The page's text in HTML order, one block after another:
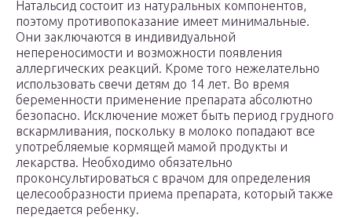
Натальсид состоит из натуральных компонентов,
поэтому противопоказание имеет минимальные.
Они заключаются в индивидуальной
непереносимости и возможности появления
аллергических реакций. Кроме того нежелательно
использовать свечи детям до 14 лет. Во время
беременности применение препарата абсолютно
безопасно. Исключение может быть период грудного
вскармливания, поскольку в молоко попадают все
употребляемые кормящей мамой продукты и
лекарства. Необходимо обязательно
проконсультироваться с врачом для определения
целесообразности приема препарата, который также
передается ребенку.